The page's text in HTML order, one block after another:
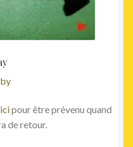
pour être prévenu quand
de retour.